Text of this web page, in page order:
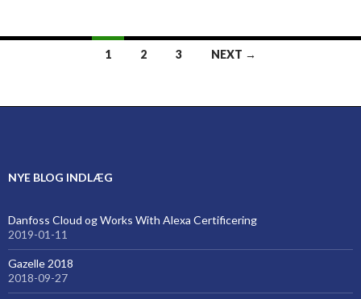
1 2 3 NEXT →
NYE BLOG INDLÆG
Danfoss Cloud og Works With Alexa Certificering
2019-01-11
Gazelle 2018
2018-09-27